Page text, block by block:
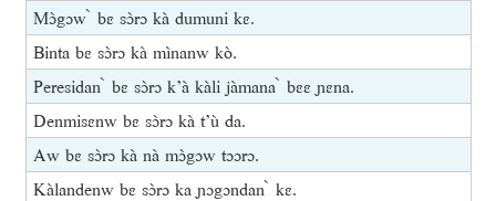
Mɔ̀gɔw ̀ bɛ sɔ̀rɔ kà dumuni kɛ.
Binta bɛ sɔ̀rɔ kà mìnanw kò.
Peresidan ̀ bɛ sɔ̀rɔ k’à kàli jàmana ̀ bɛɛ ɲɛna.
Denmisɛnw bɛ sɔ̀rɔ kà t’ù da.
Aw bɛ sɔ̀rɔ kà nà mɔ̀gɔw tɔɔrɔ.
Kàlandenw bɛ sɔ̀rɔ ka ɲɔgɔndan ̀ kɛ.